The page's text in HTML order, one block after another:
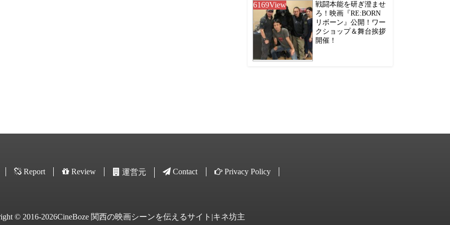
6169View
戦闘本能を研ぎ澄ませ
ろ！映画『RE:BORN
リボーン』公開！ワー
クショップ＆舞台挨拶
開催！
Report Review 運営元 Contact Privacy Policy
© 2016-2026CineBoze 関西の映画シーンを伝えるサイト|キネ坊主